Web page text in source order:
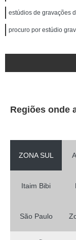
estúdios de gravações
procuro por estúdio
Regiões onde
ZONA SUL
Itaim Bibi
São Paulo